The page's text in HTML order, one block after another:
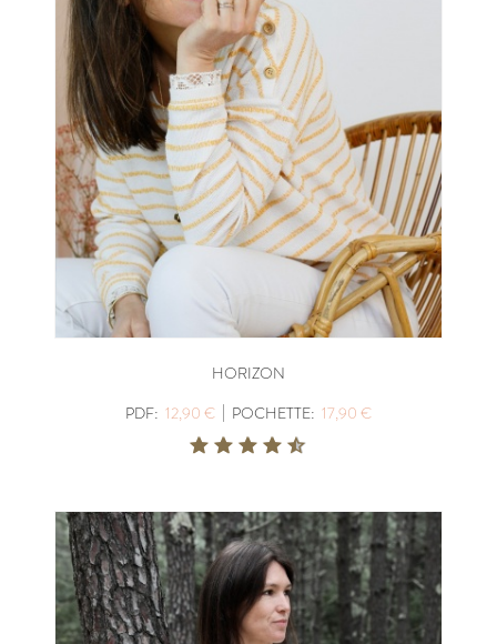
HORIZON
PDF: 12,90 € | POCHETTE: 17,90 €